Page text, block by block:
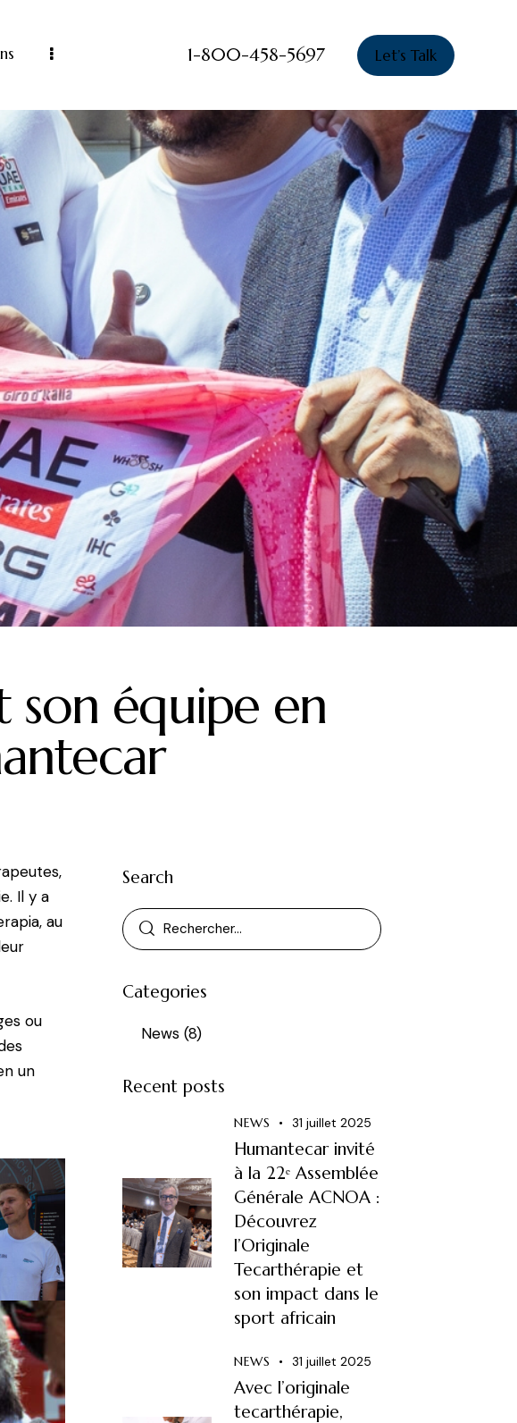
1-800-458-5697 Let’s Talk
son équipe en
Il y a
au
ou
un
Search
Categories
News(8)
Recent posts
NEWS 31 juillet 2025
Humantecar invité
à la 22ᵉ Assemblée
Générale ACNOA :
Découvrez
l’Originale
Tecarthérapie et
son impact dans le
sport africain
NEWS 31 juillet 2025
Avec l’originale
tecarthérapie,